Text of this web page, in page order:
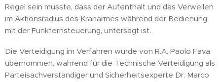
Regel sein musste, dass der Aufenthalt und das Verweilen
im Aktionsradius des Kranarmes während der Bedienung
mit der Funkfernsteuerung, untersagt ist.
Die Verteidigung im Verfahren wurde von R.A. Paolo Fava
übernommen, während für die Technische Verteidigung als
Parteisachverständiger und Sicherheitsexperte Dr. Marco